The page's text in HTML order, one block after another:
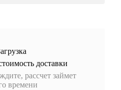
доставки
рассчет займет
времени